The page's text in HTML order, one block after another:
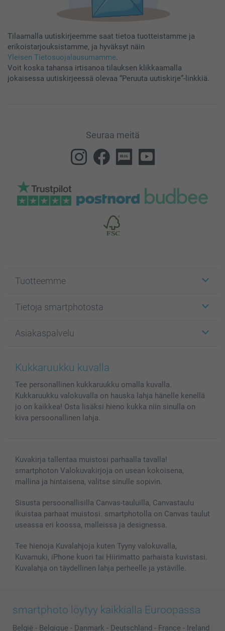
Tilaamalla uutiskirjeemme saat tietoa tuotteistamme ja
erikoistarjouksistamme, ja hyväksyt näin
Yleisen Tietosuojalausumamme.
Voit koska tahansa irtisanoa tilauksen klikkaamalla
jokaisessa uutiskirjeessä olevaa “Peruuta uutiskirje”-linkkiä.
Seuraa meitä
Tuotteemme
Kuvakortit
Kuvakirjat
Valokuvat, Julisteet & Taskukirjat
MyNameBook
Kuvakalenterit & Päivyrit
Valokuvakehykset & Lisätarvikkeet
Tietoja smartphotosta
Affiliate ohjelma
Evästekäytäntö
Ehdot/takuut
Investor Relations
Asiakaspalvelu
100% tyytyväisyystakuu
Hinnat & maksutavat
Tilausten tila
Kukkaruukku kuvalla
Tee personallinen kukkaruukku omalla kuvalla.
Kukkaruukku valokuvalla on hauska lahja hänelle kenellä
jo on kaikkea! Osta lisäksi hieno kukka niin sinulla on
kiva persoonallinen lahja.
Kuvakirja tallentaa muistosi parhaalla tavalla!
smartphoton Valokuvakirjoja on usean kokoisena,
mallina ja hintaisena, valitse sinulle sopivin.
Sisusta persoonallisilla Canvas-tauluilla, Canvastaulu
ikuistaa parhaat muistosi. smartphotolla on Canvas taulut
useassa eri koossa, malleissa ja designessa.
Tee hienoja Kuvalahjoja kuten Tyyny valokuvalla,
Kuvamuki, iPhone kuori tai Hiirimatto parhaista kuvistasi.
Kuvalahja on täydellinen lahja perheelle ja ystäville.
smartphoto löytyy kaikkialla Euroopassa
België - Belgique - Danmark - Deutschland - France - Ireland